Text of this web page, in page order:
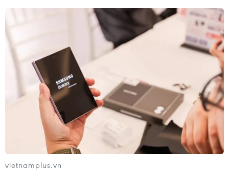
vietnamplus.vn